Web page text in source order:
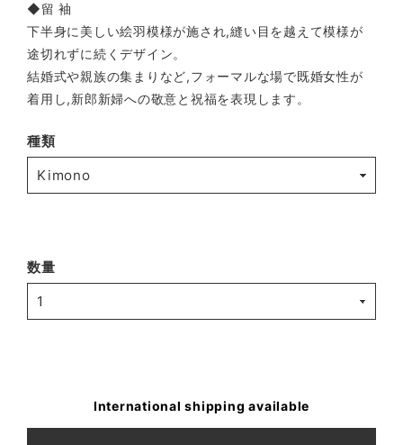
◆留 袖
下半身に美しい絵羽模様が施され,縫い目を越えて模様が
途切れずに続くデザイン。
結婚式や親族の集まりなど,フォーマルな場で既婚女性が
着用し,新郎新婦への敬意と祝福を表現します。
種類
数量
International shipping available